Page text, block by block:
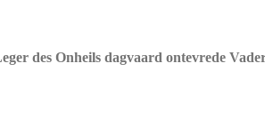
des Onheils dagvaard ontevrede